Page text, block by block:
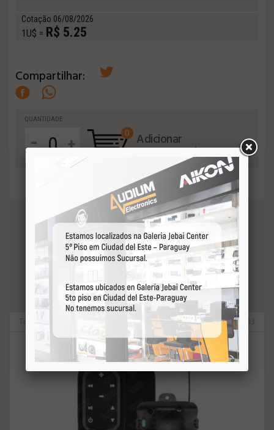
Cotação 06/08/2026
1U$ = R$ 5.25
Compartilhar:
QUANTIDADE
- +
0 Adicionar
ao orçamento
VEJA MAIS
51583